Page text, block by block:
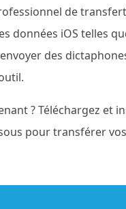
de
données iOS telles
des
? Téléchargez et
pour transférer